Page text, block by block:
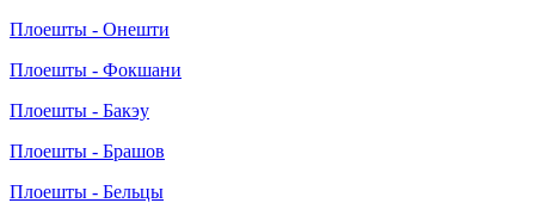
Плоешты - Онешти
Плоешты - Фокшани
Плоешты - Бакэу
Плоешты - Брашов
Плоешты - Бельцы